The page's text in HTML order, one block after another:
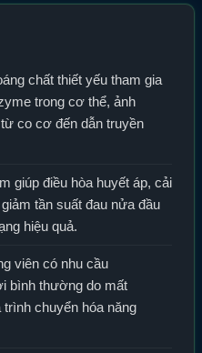
chất thiết yếu tham gia
trong cơ thể, ảnh
co cơ đến dẫn truyền
giúp điều hòa huyết áp, cải
tần suất đau nửa đầu
hiệu quả.
viên có nhu cầu
bình thường do mất
chuyển hóa năng